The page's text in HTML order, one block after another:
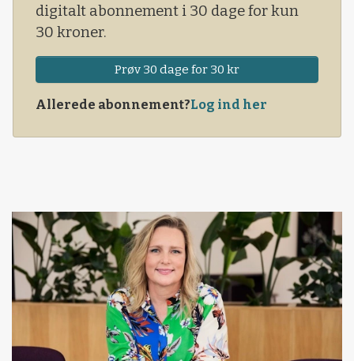
digitalt abonnement i 30 dage for kun
30 kroner.
Prøv 30 dage for 30 kr
Allerede abonnement?Log ind her